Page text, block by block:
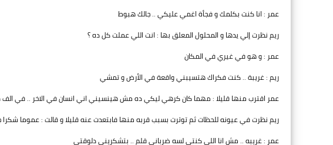
عمر : انا كنت بكلمك و فجأة اغمي عليكي .. جالك هبوط
ريم نظرت إلي يدها و المحلول المعلق بها : انت اللي عملت كل ده ؟
عمر : و هو في غيري في المكان
ريم : غريبة .. كنت فكراك هتسيبني واقعة في الأرض و تمشي
عمر اقترب منها قليلا : مهما كان كرهي ليكي ده مش هينسيني اني انسان في الاخر .. في
ريم نظرت في عيونه للحظات ثم توترت بسبب قربه منها فابتعدت عنه قليلا و قالت : عموما شكرا
عمر : غريبه .. مش انا اللي كنتي لسه ضرباني قلم .. بتشكريني دلوقتي